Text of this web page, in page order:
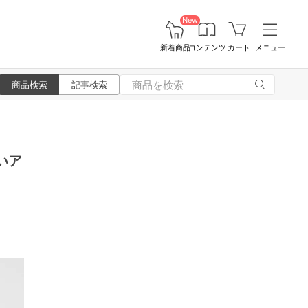
New
新着商品コンテンツ カート メニュー
商品検索 記事検索
ア